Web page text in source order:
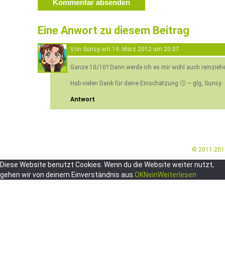
Eine Anwort zu diesem Beitrag
Von Sunsy am 19. März 2012 um 20:07
Ganze 10/10? Dann werde ich es mir wohl auch
Hab vielen Dank für deine Einschätzung 🙂 – glg, Sunsy
Antwort
© 2011-
Diese Website benutzt Cookies. Wenn du die Website weiter nutzt,
gehen wir von deinem Einverständnis aus. OKNeinWeiterlesen